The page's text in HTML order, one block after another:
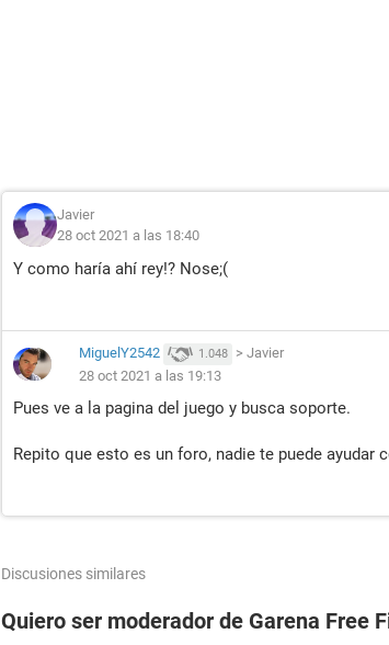
Javier
28 oct 2021 a las 18:40
Y como haría ahí rey!? Nose;(
MiguelY2542 1.048 > Javier
28 oct 2021 a las 19:13
Pues ve a la pagina del juego y busca soporte.
Repito que esto es un foro, nadie te puede ayudar
Discusiones similares
Quiero ser moderador de Garena Free